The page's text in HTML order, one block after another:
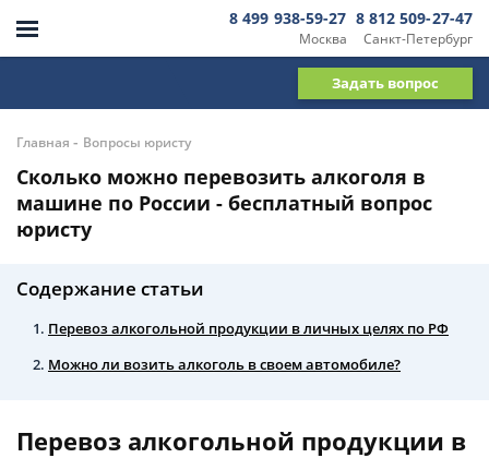
Москва
8 499 938-59-27
Санкт-Петербург
8 812 509-27-47
Задать вопрос
Главная - Вопросы юристу
Сколько можно перевозить алкоголя в
машине по России - бесплатный вопрос
юристу
Содержание статьи
Перевоз алкогольной продукции в личных целях по РФ
Можно ли возить алкоголь в своем автомобиле?
Перевоз алкогольной продукции в